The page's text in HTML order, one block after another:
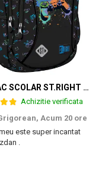
RUCSAC SCOLAR ST.RIGHT 3 COMPARTIMENTE GAME CONTROLLER SPLASH BP-26 697562
Achizitie verificata
Acum 20 ore
este super incantat
.